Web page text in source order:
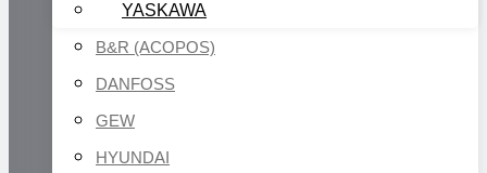
YASKAWA
B&R (ACOPOS)
DANFOSS
GEW
HYUNDAI